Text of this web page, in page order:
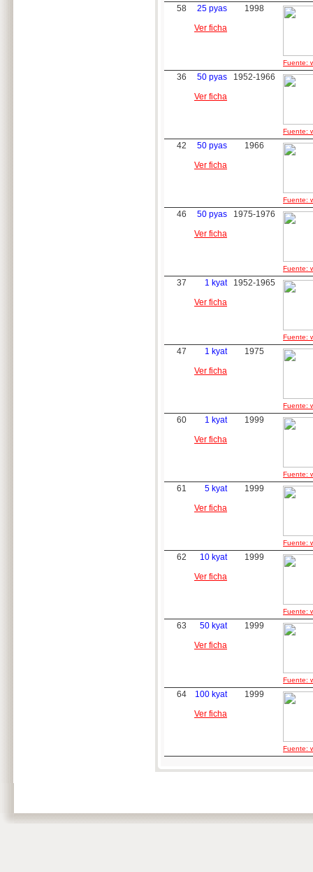
58
25 pyas
Ver ficha
1998
Fuente:
36
50 pyas
Ver ficha
1952-1966
Fuente:
42
50 pyas
Ver ficha
1966
Fuente:
46
50 pyas
Ver ficha
1975-1976
Fuente:
37
1 kyat
Ver ficha
1952-1965
Fuente:
47
1 kyat
Ver ficha
1975
Fuente:
60
1 kyat
Ver ficha
1999
Fuente:
61
5 kyat
Ver ficha
1999
Fuente:
62
10 kyat
Ver ficha
1999
Fuente:
63
50 kyat
Ver ficha
1999
Fuente:
64
100 kyat
Ver ficha
1999
Fuente: